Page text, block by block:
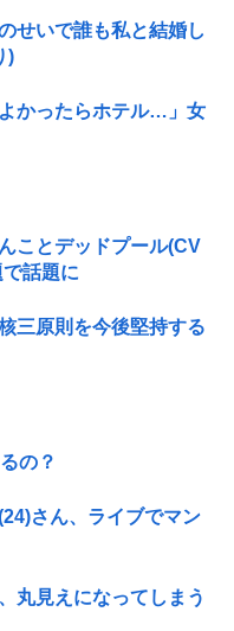
せいで誰も私と結婚し
)
かったらホテル…」女
ことデッドプール(CV
話題に
三原則を今後堅持する
の？
さん、ライブでマン
丸見えになってしまう